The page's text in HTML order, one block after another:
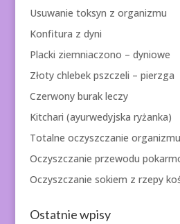
Usuwanie toksyn z organizmu
Konfitura z dyni
Placki ziemniaczono – dyniowe
Złoty chlebek pszczeli – pierzga
Czerwony burak leczy
Kitchari (ayurwedyjska ryżanka)
Totalne oczyszczanie
Oczyszczanie przewodu
Oczyszczanie sokiem z rzepy
Ostatnie wpisy